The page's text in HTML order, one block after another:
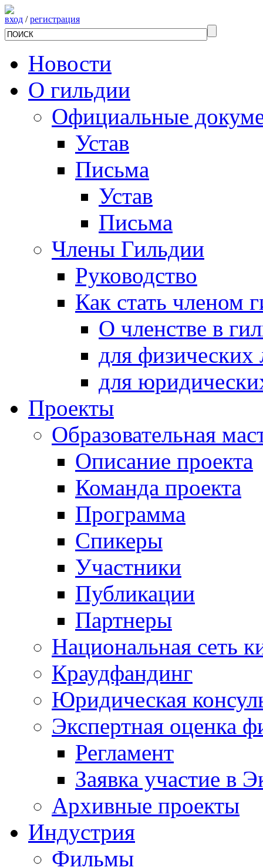
вход /регистрация
Новости
О гильдии
Официальные
Устав
Письма
Устав
Письма
Члены Гильдии
Руководство
Как стать членом
О членстве в
для физических
для
Проекты
Образовательная
Описание проекта
Команда проекта
Программа
Спикеры
Участники
Публикации
Партнеры
Национальная сеть
Краудфандинг
Юридическая
Экспертная оценка
Регламент
Заявка участие в
Архивные проекты
Индустрия
Фильмы